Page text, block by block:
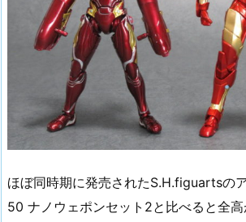
ほぼ同時期に発売されたS.H.figuartsの
50 ナノウェポンセット2と比べると全